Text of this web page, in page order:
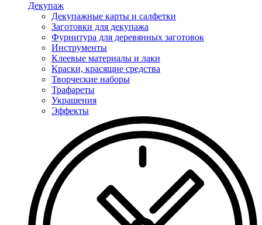
Декупаж
Декупажные карты и салфетки
Заготовки для декупажа
Фурнитура для деревянных заготовок
Инструменты
Клеевые материалы и лаки
Краски, красящие средства
Творческие наборы
Трафареты
Украшения
Эффекты